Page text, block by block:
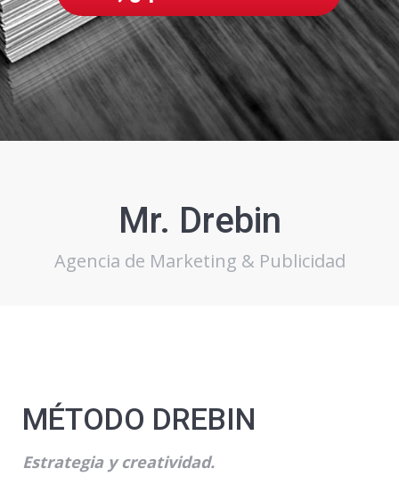
Mr. Drebin
Agencia de Marketing & Publicidad
MÉTODO DREBIN
Estrategia y creatividad.